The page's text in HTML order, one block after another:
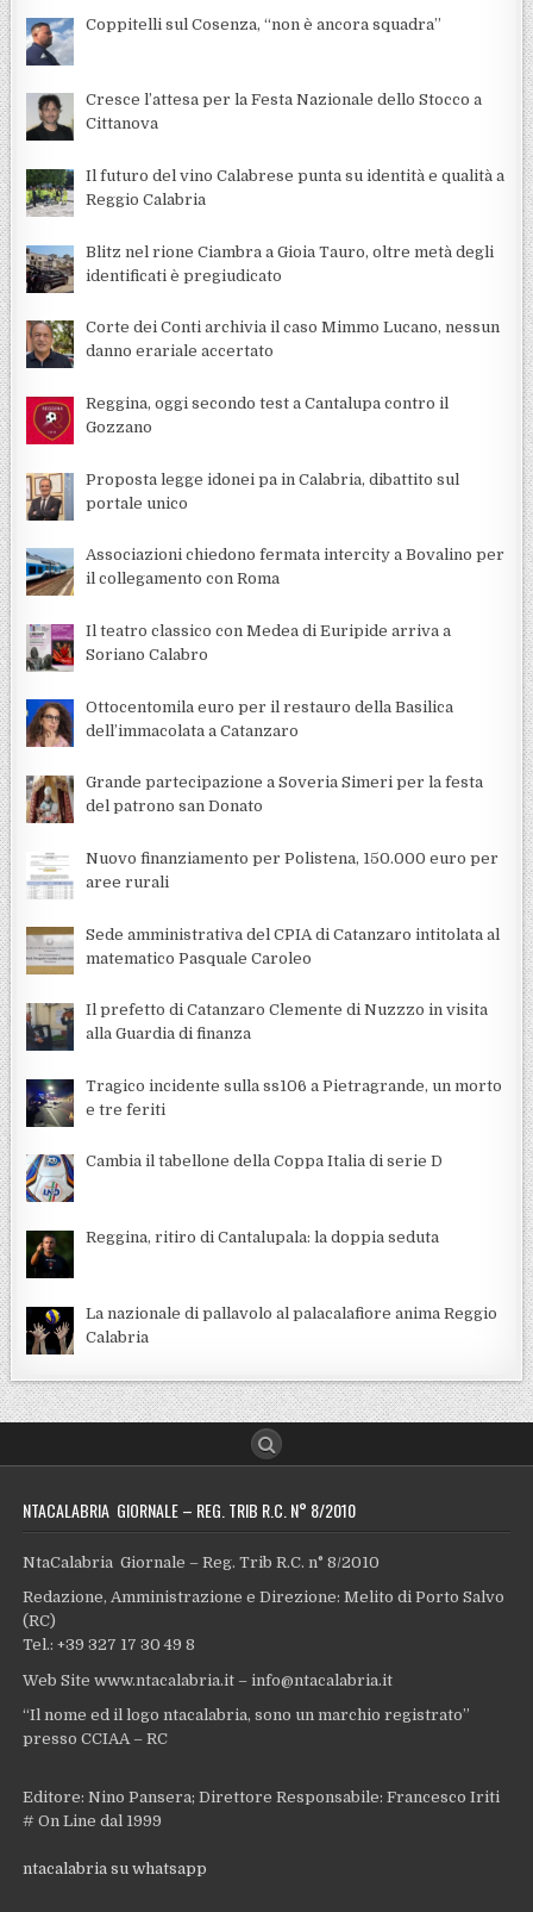
Coppitelli sul Cosenza, “non è ancora squadra”
Cresce l’attesa per la Festa Nazionale dello Stocco a
Cittanova
Il futuro del vino Calabrese punta su identità e qualità a
Reggio Calabria
Blitz nel rione Ciambra a Gioia Tauro, oltre metà degli
identificati è pregiudicato
Corte dei Conti archivia il caso Mimmo Lucano, nessun
danno erariale accertato
Reggina, oggi secondo test a Cantalupa contro il
Gozzano
Proposta legge idonei pa in Calabria, dibattito sul
portale unico
Associazioni chiedono fermata intercity a Bovalino per
il collegamento con Roma
Il teatro classico con Medea di Euripide arriva a
Soriano Calabro
Ottocentomila euro per il restauro della Basilica
dell’immacolata a Catanzaro
Grande partecipazione a Soveria Simeri per la festa
del patrono san Donato
Nuovo finanziamento per Polistena, 150.000 euro per
aree rurali
Sede amministrativa del CPIA di Catanzaro intitolata al
matematico Pasquale Caroleo
Il prefetto di Catanzaro Clemente di Nuzzzo in visita
alla Guardia di finanza
Tragico incidente sulla ss106 a Pietragrande, un morto
e tre feriti
Cambia il tabellone della Coppa Italia di serie D
Reggina, ritiro di Cantalupala: la doppia seduta
La nazionale di pallavolo al palacalafiore anima Reggio
Calabria
NTACALABRIA GIORNALE – REG. TRIB R.C. N° 8/2010
NtaCalabria Giornale – Reg. Trib R.C. n° 8/2010
Redazione, Amministrazione e Direzione: Melito di Porto Salvo
(RC)
Tel.: +39 327 17 30 49 8
Web Site www.ntacalabria.it – info@ntacalabria.it
“Il nome ed il logo ntacalabria, sono un marchio registrato”
presso CCIAA – RC
Editore: Nino Pansera; Direttore Responsabile: Francesco Iriti
# On Line dal 1999
ntacalabria su whatsapp